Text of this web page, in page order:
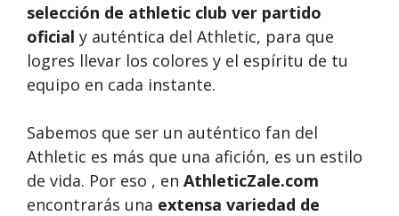
selección de athletic club ver partido
oficial y auténtica del Athletic, para que
logres llevar los colores y el espíritu de tu
equipo en cada instante.
Sabemos que ser un auténtico fan del
Athletic es más que una afición, es un estilo
de vida. Por eso , en AthleticZale.com
encontrarás una extensa variedad de